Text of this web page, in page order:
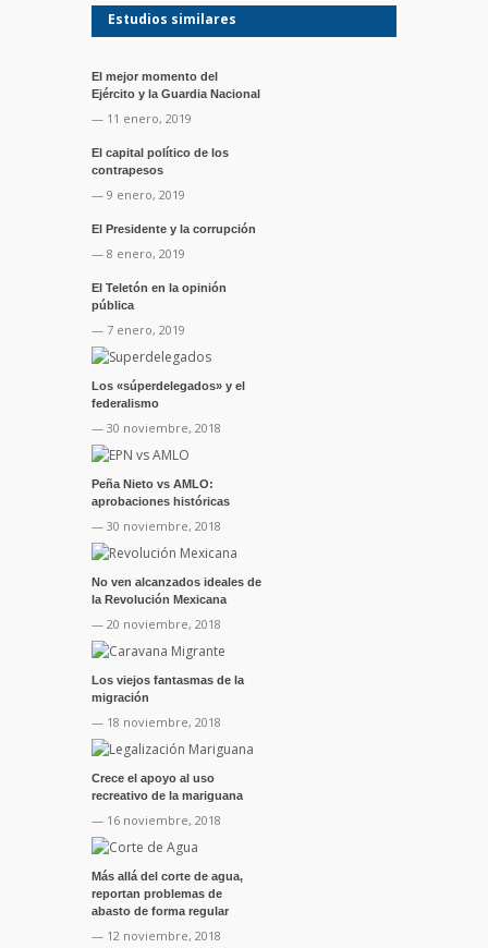
Estudios similares
El mejor momento del
Ejército y la Guardia Nacional
— 11 enero, 2019
El capital político de los
contrapesos
— 9 enero, 2019
El Presidente y la corrupción
— 8 enero, 2019
El Teletón en la opinión
pública
— 7 enero, 2019
Los «súperdelegados» y el
federalismo
— 30 noviembre, 2018
Peña Nieto vs AMLO:
aprobaciones históricas
— 30 noviembre, 2018
No ven alcanzados ideales de
la Revolución Mexicana
— 20 noviembre, 2018
Los viejos fantasmas de la
migración
— 18 noviembre, 2018
Crece el apoyo al uso
recreativo de la mariguana
— 16 noviembre, 2018
Más allá del corte de agua,
reportan problemas de
abasto de forma regular
— 12 noviembre, 2018